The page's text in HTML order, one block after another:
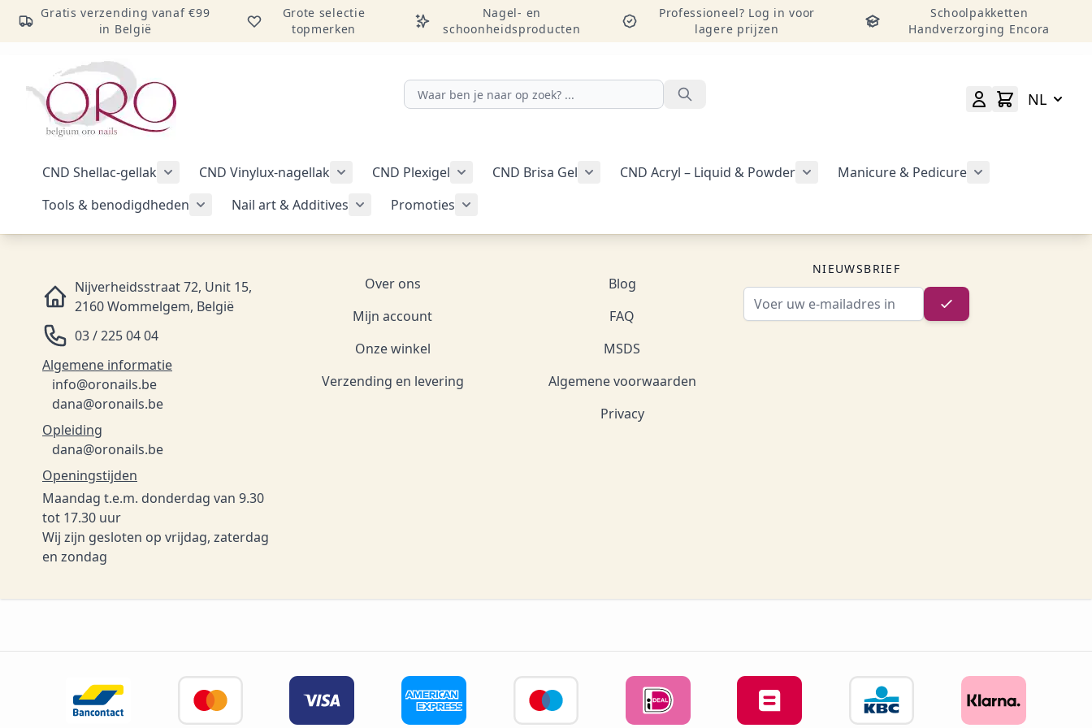
Gratis verzending vanaf €99
in België
Grote selectie
topmerken
Nagel- en
schoonheidsproducten
Professioneel? Log in voor
lagere prijzen
Schoolpakketten
Handverzorging Encora
Ga naar inhoud
Zoeken
NL
CND Shellac-gellak
CND Vinylux-nagellak
CND Plexigel
CND Brisa Gel
CND Acryl – Liquid & Powder
Manicure & Pedicure
Tools & benodigdheden
Nail art & Additives
Promoties
Nijverheidsstraat 72, Unit 15,
2160 Wommelgem, België
03 / 225 04 04
Algemene informatie
info@oronails.be
dana@oronails.be
Opleiding
dana@oronails.be
Openingstijden
Maandag t.e.m. donderdag van 9.30
tot 17.30 uur
Wij zijn gesloten op vrijdag, zaterdag
en zondag
Over ons
Mijn account
Onze winkel
Verzending en levering
Blog
FAQ
MSDS
Algemene voorwaarden
Privacy
NIEUWSBRIEF
E-mailadres